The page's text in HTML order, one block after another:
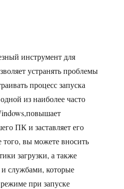
инструмент для
устранять проблемы
процесс запуска
из наиболее часто
ПК и заставляет его
того, вы можете вносить
загрузки, а также
службами, которые
при запуске